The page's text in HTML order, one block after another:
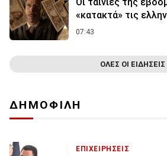
«κατακτά» τις
07:43
ΟΛΕΣ ΟΙ ΕΙΔΗΣΕΙΣ
ΔΗΜΟΦΙΛΗ
ΕΠΙΧΕΙΡΗΣΕΙΣ